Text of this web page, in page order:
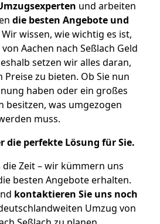
und arbeiten
die besten Angebote und
wissen, wie wichtig es ist,
Aachen nach Seßlach Geld
setzen wir alles daran,
zu bieten. Ob Sie nun
haben oder ein großes
besitzen, was umgezogen
muss.
die perfekte Lösung für Sie.
die Zeit – wir kümmern uns
besten Angebote erhalten.
kontaktieren Sie uns noch
Umzug von